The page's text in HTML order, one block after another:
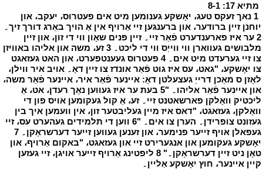
מתיא 17: 8-1
1 נאך זעקס טעג، יאָשקע גענומען מיט אים פעטרוס، יעקב، און
יוחנן זיין ברודער، און ברענגען זיי אַרויף אין אַ הויך באַרג דורך זיך۔
2 ער איז פארענדערט פֿאַר זיי۔ זיין פּנים שאָון ווי די זון، און זיין
מלבושים געווארן ווי ווייַס ווי די ליכט۔ 3 זע، משה און אליהו באוויזן
צו זיי גערעדט מיט אים۔ 4 פעטרוס געענטפערט، און האט געזאגט
צו יאָשקע، "גאט، עס איז גוט פֿאַר אונדז צו זיין דאָ۔ אויב איר ווילן،
לאָזן ס מאַכן דרייַ געצעלטן דאָ: איינער פֿאַר איר، איינער פֿאַר משה،
און איינער פֿאַר אליהו۔ "5 בעת ער איז געווען נאָך רעדן، אט، אַ
ליכטיק וואָלקן פארשאטנט זיי۔ זע، אַ קול געקומען אויס פון די
וואָלקן، געזאגט، "דאס איז מיין געליבטער זון، אין וועמען איך בין
געזונט צופרידן۔ הערן צו אים۔ "6 ווען די תלמידים געהערט עס، זיי
געפאלן אויף זייער פנימער، און זענען געווען זייער דערשראָקן۔ 7
יאָשקע געקומען און אנגערירט זיי און געזאגט، "באקום אַרויף، און
טאָן ניט זיין דערשראָקן۔" 8 ליפטינג אַרויף זייער אויגן، זיי געזען
קיין איינער، חוץ יאָשקע אַליין۔